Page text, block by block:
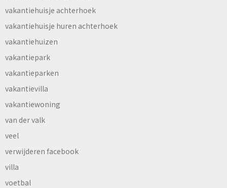
vakantiehuisje achterhoek
vakantiehuisje huren achterhoek
vakantiehuizen
vakantiepark
vakantieparken
vakantievilla
vakantiewoning
van der valk
veel
verwijderen facebook
villa
voetbal